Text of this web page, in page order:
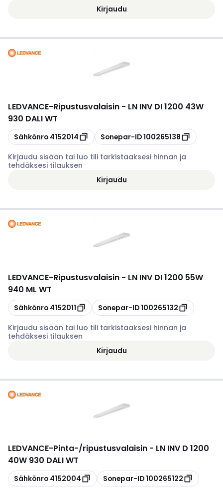
Kirjaudu
LEDVANCE-Ripustusvalaisin - LN INV DI 1200 43W
930 DALI WT
Kopioi
Sähkönro 4152014 Kopioi
Sonepar-ID100265138
Kirjaudu sisään tai luo tili tarkistaaksesi hinnan ja
tehdäksesi tilauksen
Kirjaudu
LEDVANCE-Ripustusvalaisin - LN INV DI 1200 55W
940 ML WT
Kopioi
Sähkönro 4152011 Kopioi
Sonepar-ID100265132
Kirjaudu sisään tai luo tili tarkistaaksesi hinnan ja
tehdäksesi tilauksen
Kirjaudu
LEDVANCE-Pinta-/ripustusvalaisin - LN INV D 1200
40W 930 DALI WT
Kopioi
Sähkönro 4152004 Kopioi
Sonepar-ID100265122